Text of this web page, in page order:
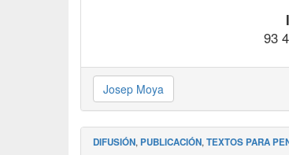
93
Josep Moya
DIFUSIÓN, PUBLICACIÓN, TEXTOS PARA